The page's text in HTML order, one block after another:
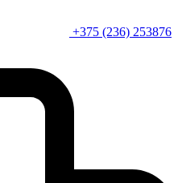
+375 (236) 253876